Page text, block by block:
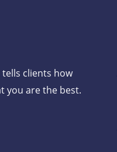
clients how
you are the best.